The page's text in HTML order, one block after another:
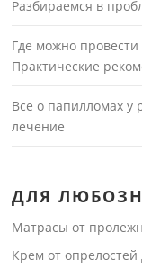
Разбираемся в
Где можно
Практические
Все о папилломах
лечение
ДЛЯ
Матрасы от
Крем от